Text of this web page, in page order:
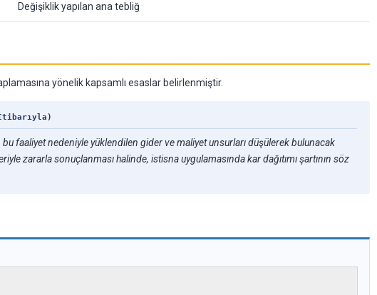
Değişiklik yapılan ana tebliğ
yönelik kapsamlı esaslar belirlenmiştir.
İtibarıyla)
bu faaliyet nedeniyle yüklendilen gider ve maliyet unsurları düşülerek bulunacak
zararla sonuçlanması halinde, istisna uygulamasında kar dağıtımı şartının söz